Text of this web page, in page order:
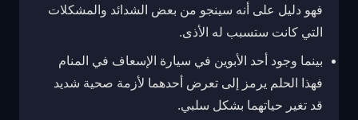
فهو دليل على أنه سينجو من بعض الشدائد والمشكلات
التي كانت ستسبب له الأذى.
بينما وجود أحد الأبوين في سيارة الإسعاف في المنام
فهذا الحلم يرمز إلى تعرض أحدهما لأزمة صحية شديد
قد تغير حياتهما بشكل سلبي.